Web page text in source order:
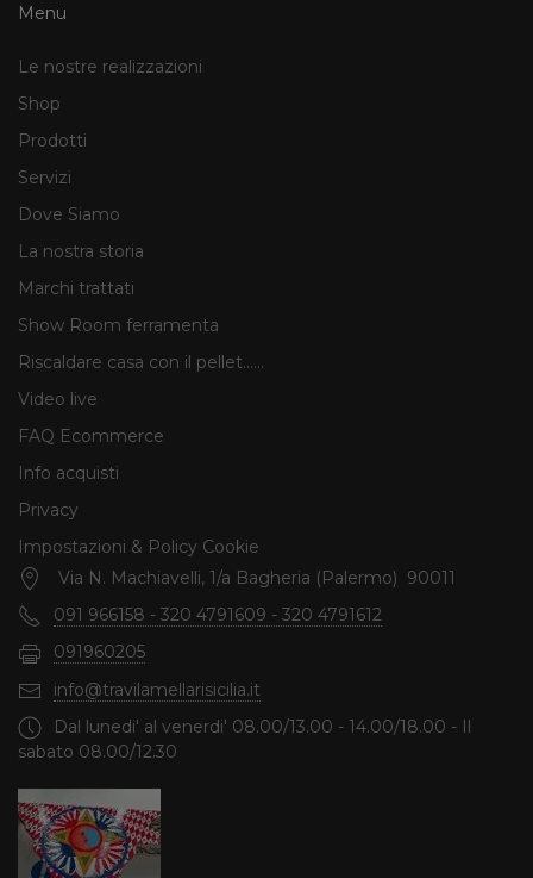
Menu
Le nostre realizzazioni
Shop
Prodotti
Servizi
Dove Siamo
La nostra storia
Marchi trattati
Show Room ferramenta
Riscaldare casa con il pellet......
Video live
FAQ Ecommerce
Info acquisti
Privacy
Impostazioni & Policy Cookie
Via N. Machiavelli, 1/a Bagheria (Palermo) 90011
091 966158 - 320 4791609 - 320 4791612
091960205
info@travilamellarisicilia.it
Dal lunedi' al venerdi' 08.00/13.00 - 14.00/18.00 - Il
sabato 08.00/12.30